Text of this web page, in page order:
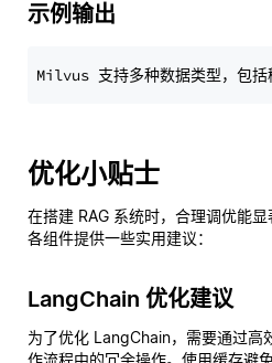
示例输出
优化小贴士
在搭建 RAG 系统时，合理调优能
各组件提供一些实用建议：
LangChain 优化建议
为了优化 LangChain，需要通过高
作流程中的冗余操作。使用缓存避